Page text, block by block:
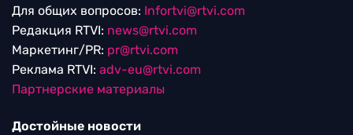
Для общих вопросов: Infortvi@rtvi.com
Редакция RTVI: news@rtvi.com
Маркетинг/PR: pr@rtvi.com
Реклама RTVI: adv-eu@rtvi.com
Партнерские материалы
Достойные новости